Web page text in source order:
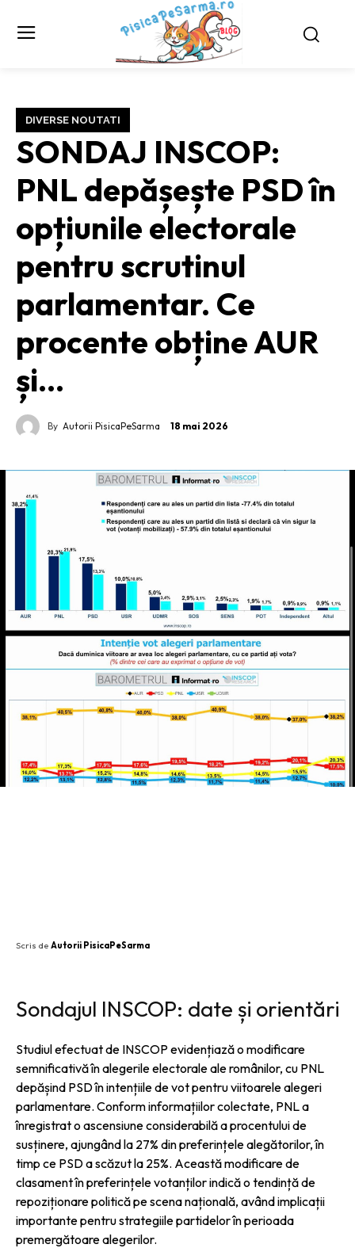
DIVERSE NOUTATI
SONDAJ INSCOP:
PNL depășește PSD în
opțiunile electorale
pentru scrutinul
parlamentar. Ce
procente obține AUR
și…
By Autorii PisicaPeSarma 18 mai 2026
Scris de Autorii PisicaPeSarma
Sondajul INSCOP: date și orientări
Studiul efectuat de INSCOP evidențiază o modificare
semnificativă în alegerile electorale ale românilor, cu PNL
depășind PSD în intențiile de vot pentru viitoarele alegeri
parlamentare. Conform informațiilor colectate, PNL a
înregistrat o ascensiune considerabilă a procentului de
susținere, ajungând la 27% din preferințele alegătorilor, în
timp ce PSD a scăzut la 25%. Această modificare de
clasament în preferințele votanților indică o tendință de
repoziționare politică pe scena națională, având implicații
importante pentru strategiile partidelor în perioada
premergătoare alegerilor.